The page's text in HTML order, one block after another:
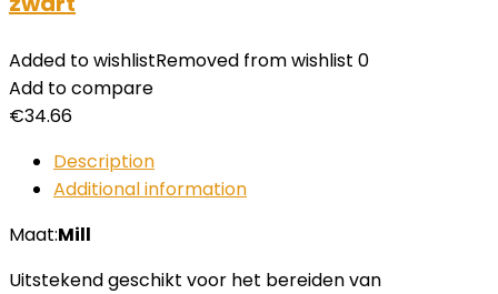
Added to wishlistRemoved from wishlist 0
Add to compare
€34.66
Description
Additional information
Maat:Mill
Uitstekend geschikt voor het bereiden van